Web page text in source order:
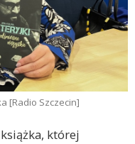
[Radio Szczecin]
której